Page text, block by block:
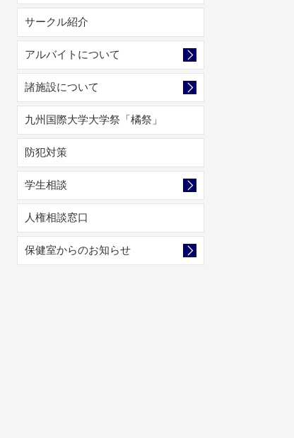
サークル紹介
アルバイトについて
諸施設について
九州国際大学大学祭「橘祭」
防犯対策
学生相談
人権相談窓口
保健室からのお知らせ